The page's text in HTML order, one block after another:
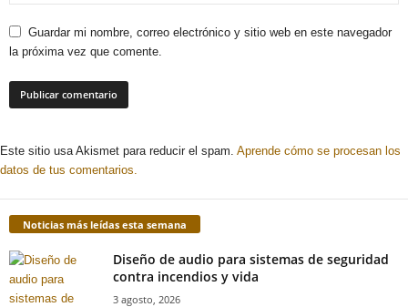
Guardar mi nombre, correo electrónico y sitio web en este navegador
la próxima vez que comente.
Este sitio usa Akismet para reducir el spam. Aprende cómo se procesan los
datos de tus comentarios.
Noticias más leídas esta semana
Diseño de audio para sistemas de seguridad
contra incendios y vida
3 agosto, 2026